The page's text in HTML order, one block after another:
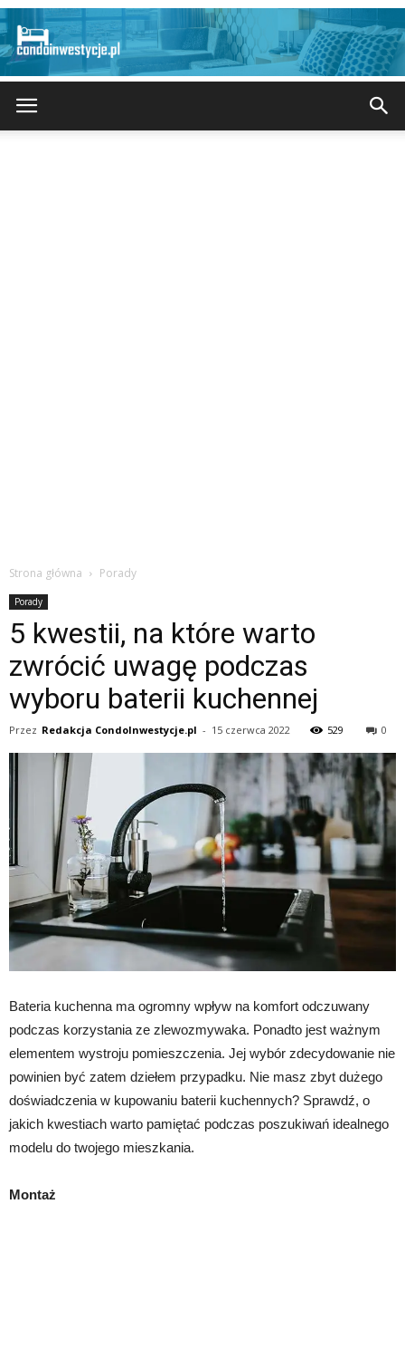
Strona główna Porady
Porady
5 kwestii, na które warto
zwrócić uwagę podczas
wyboru baterii kuchennej
Przez Redakcja CondoInwestycje.pl - 15 czerwca 2022 529 0
Bateria kuchenna ma ogromny wpływ na komfort odczuwany
podczas korzystania ze zlewozmywaka. Ponadto jest ważnym
elementem wystroju pomieszczenia. Jej wybór zdecydowanie nie
powinien być zatem dziełem przypadku. Nie masz zbyt dużego
doświadczenia w kupowaniu baterii kuchennych? Sprawdź, o
jakich kwestiach warto pamiętać podczas poszukiwań idealnego
modelu do twojego mieszkania.
Montaż